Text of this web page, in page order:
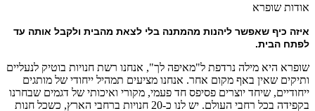
אודות שופרא
לפתח הבית.
שופרא היא מילה נרדפת ל"מאיפה לך", אנחנו רשת חנויות בוטיק לנעליים
ותיקים שאין באף מקום אחר. אנחנו מציעים תמהיל ייחודי של מותגים
ייחודיים, שיחד יוצרים פסיפס חד פעמי, מקורי ואיכותי של דגמים שבחרנו
בקפידה בכל רחבי העולם. יש לנו כ-20 חנויות ברחבי הארץ, כשכל חנות